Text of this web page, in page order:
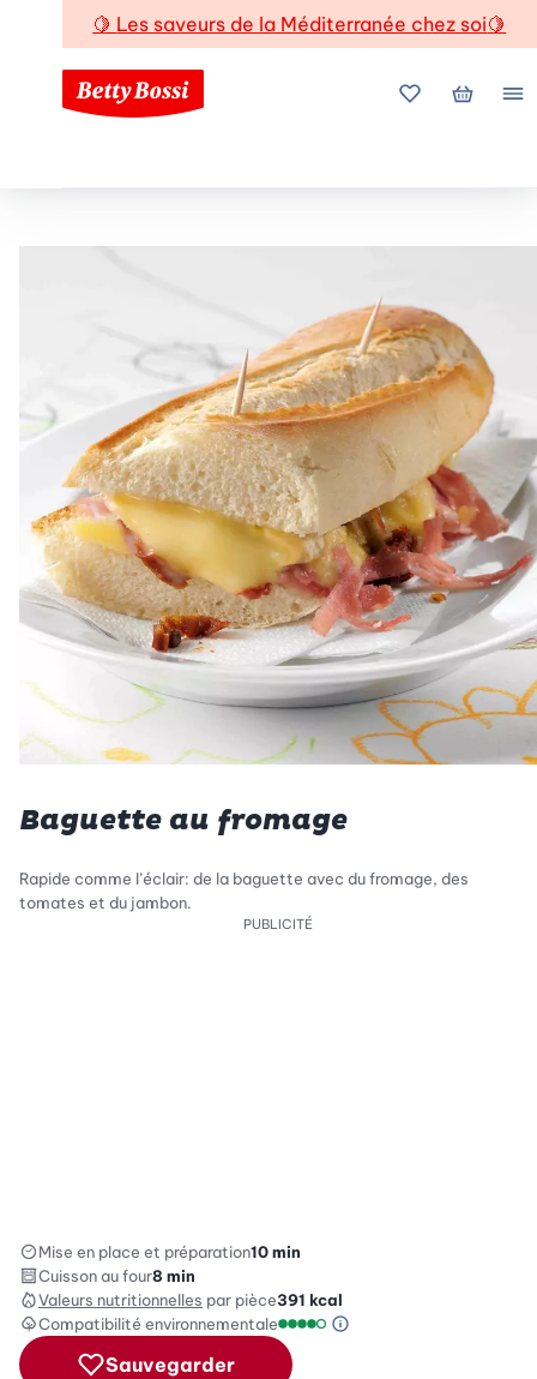
🍋 Les saveurs de la Méditerranée chez soi🍋
Mes favoris
Mon
Baguette au fromage
Rapide comme l’éclair: de la baguette avec du fromage, des
tomates et du jambon.
PUBLICITÉ
Mise en place et préparation10 min
Cuisson au four8 min
Valeurs nutritionnelles par pièce391 kcal
Compatibilité environnementale
Échelle de compatibilité
Information sur
Sauvegarder